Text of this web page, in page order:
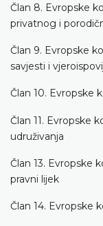
Član 8. Evropske
privatnog i
Član 9. Evropske
savjesti i
Član 10. Evropske
Član 11. Evropske
udruživanja
Član 13. Evropske
pravni lijek
Član 14. Evropske